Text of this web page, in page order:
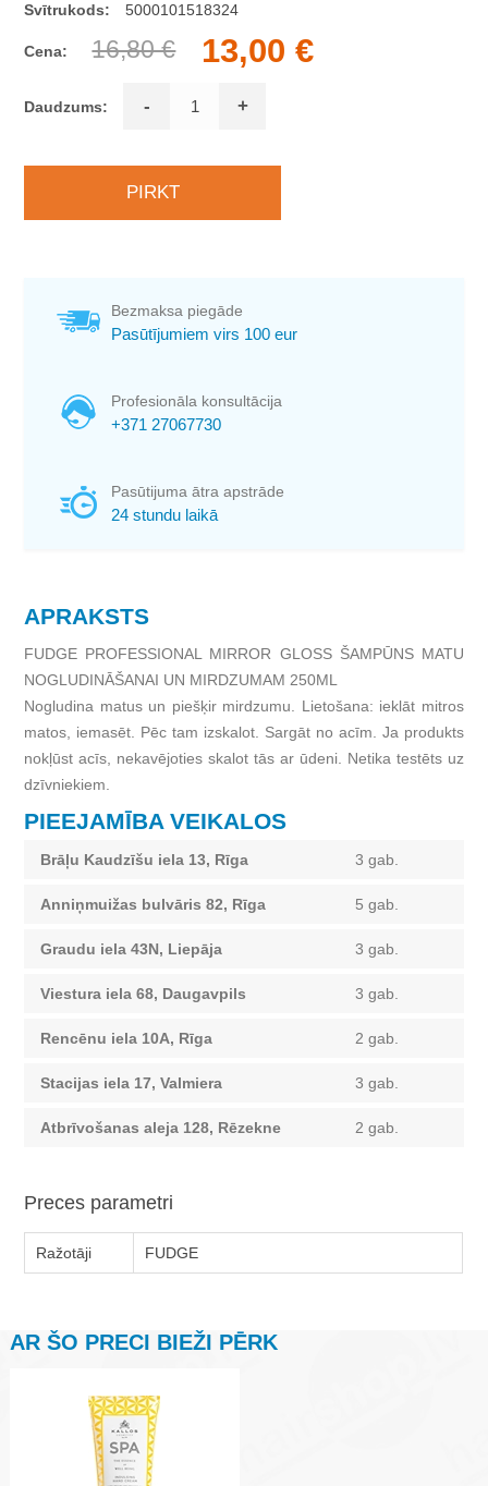
Svītrukods:
5000101518324
Cena: 16,80 € 13,00 €
Daudzums: - +
Bezmaksa piegāde
Pasūtījumiem virs 100 eur
Profesionāla konsultācija
+371 27067730
Pasūtijuma ātra apstrāde
24 stundu laikā
APRAKSTS
FUDGE PROFESSIONAL MIRROR GLOSS ŠAMPŪNS MATU
NOGLUDINĀŠANAI UN MIRDZUMAM 250ML
Nogludina matus un piešķir mirdzumu. Lietošana: ieklāt mitros
matos, iemasēt. Pēc tam izskalot. Sargāt no acīm. Ja produkts
nokļūst acīs, nekavējoties skalot tās ar ūdeni. Netika testēts uz
dzīvniekiem.
PIEEJAMĪBA VEIKALOS
Brāļu Kaudzīšu iela 13, Rīga 3 gab.
Anniņmuižas bulvāris 82, Rīga 5 gab.
Graudu iela 43N, Liepāja 3 gab.
Viestura iela 68, Daugavpils 3 gab.
Rencēnu iela 10A, Rīga 2 gab.
Stacijas iela 17, Valmiera 3 gab.
Atbrīvošanas aleja 128, Rēzekne 2 gab.
Preces parametri
Ražotāji FUDGE
AR ŠO PRECI BIEŽI PĒRK